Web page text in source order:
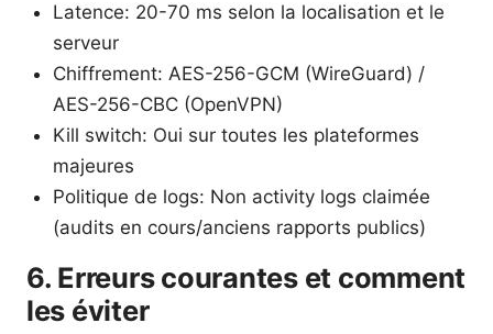
Latence: 20-70 ms selon la localisation et le
serveur
Chiffrement: AES-256-GCM (WireGuard) /
AES-256-CBC (OpenVPN)
Kill switch: Oui sur toutes les plateformes
majeures
Politique de logs: Non activity logs claimée
(audits en cours/anciens rapports publics)
6. Erreurs courantes et comment
les éviter